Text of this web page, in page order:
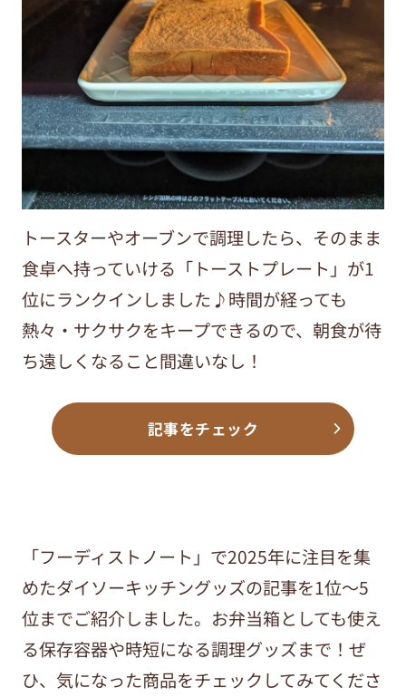
トースターやオーブンで調理したら、そのまま
食卓へ持っていける「トーストプレート」が1
位にランクインしました♪時間が経っても
熱々・サクサクをキープできるので、朝食が待
ち遠しくなること間違いなし！
記事をチェック
「フーディストノート」で2025年に注目を集
めたダイソーキッチングッズの記事を1位～5
位までご紹介しました。お弁当箱としても使え
る保存容器や時短になる調理グッズまで！ぜ
ひ、気になった商品をチェックしてみてくださ